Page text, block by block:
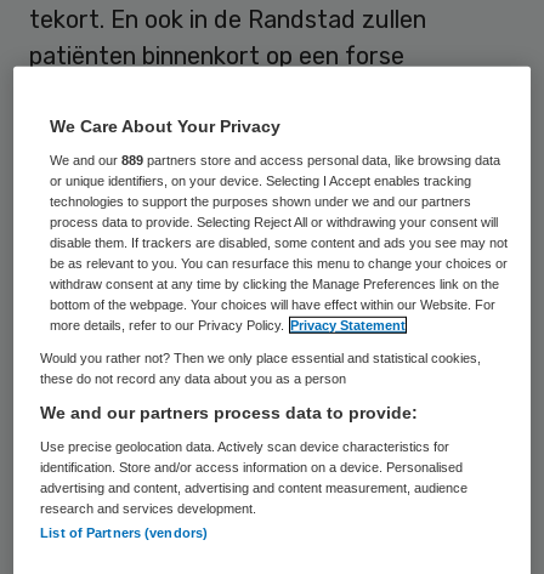
tekort. En ook in de Randstad zullen
patiënten binnenkort op een forse
tandarts kunnen vinden. Dat is het trieste
resultaat van het jarenlang negeren van de
adviezen van het Capaciteitsorgaan om
meer tandartsen op te leiden, zonder dat
de verantwoordelijke bewindslieden ooit
iets met deze adviezen hebben gedaan.
Maar dit het moment om het tij te keren.
Taakherschikking
Al in 2010 en 2013 constateerde het
Capaciteitsorgaan dat er te weinig
We Care About Your Privacy
We and our889 partners store and access personal data, like browsing data
or unique identifiers, on your device. Selecting I Accept enables tracking
technologies to support the purposes shown under we and our partners
process data to provide. Selecting Reject All or withdrawing your consent will
disable them. If trackers are disabled, some content and ads you see may not
be as relevant to you. You can resurface this menu to change your choices or
withdraw consent at any time by clicking the Manage Preferences link on the
bottom of the webpage. Your choices will have effect within our Website. For
more details, refer to our Privacy Policy.
Privacy Statement
Would you rather not? Then we only place essential and statistical cookies,
these do not record any data about you as a person
We and our partners process data to provide:
Use precise geolocation data. Actively scan device characteristics for
identification. Store and/or access information on a device. Personalised
advertising and content, advertising and content measurement, audience
research and services development.
List of Partners (vendors)